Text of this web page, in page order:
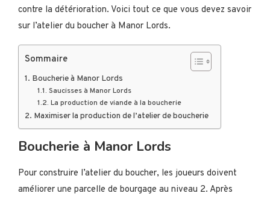
contre la détérioration. Voici tout ce que vous devez savoir
sur l’atelier du boucher à Manor Lords.
Sommaire
Boucherie à Manor Lords
Saucisses à Manor Lords
La production de viande à la boucherie
Maximiser la production de l’atelier de boucherie
Boucherie à Manor Lords
Pour construire l’atelier du boucher, les joueurs doivent
améliorer une parcelle de bourgage au niveau 2. Après